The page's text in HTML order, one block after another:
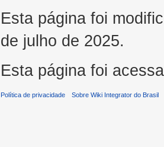
Esta página foi
de julho de 2025.
Esta página foi
Política de privacidade Sobre Wiki Integrator do Brasil